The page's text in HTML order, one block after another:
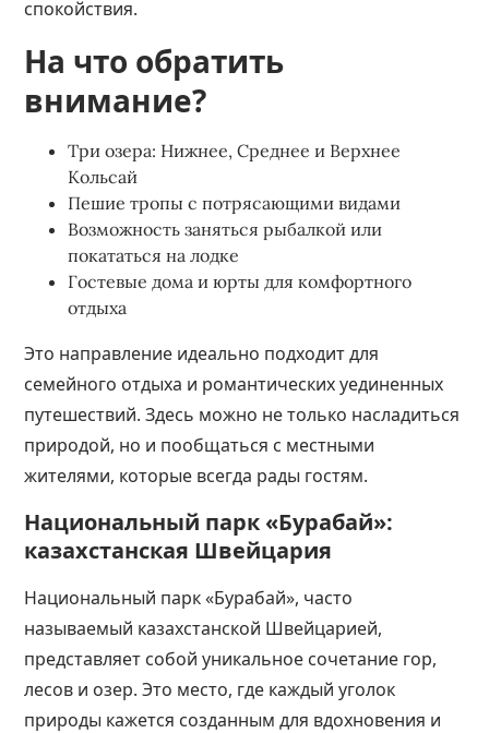
спокойствия.
На что обратить
внимание?
Три озера: Нижнее, Среднее и Верхнее
Кольсай
Пешие тропы с потрясающими видами
Возможность заняться рыбалкой или
покататься на лодке
Гостевые дома и юрты для комфортного
отдыха
Это направление идеально подходит для
семейного отдыха и романтических уединенных
путешествий. Здесь можно не только насладиться
природой, но и пообщаться с местными
жителями, которые всегда рады гостям.
Национальный парк «Бурабай»:
казахстанская Швейцария
Национальный парк «Бурабай», часто
называемый казахстанской Швейцарией,
представляет собой уникальное сочетание гор,
лесов и озер. Это место, где каждый уголок
природы кажется созданным для вдохновения и